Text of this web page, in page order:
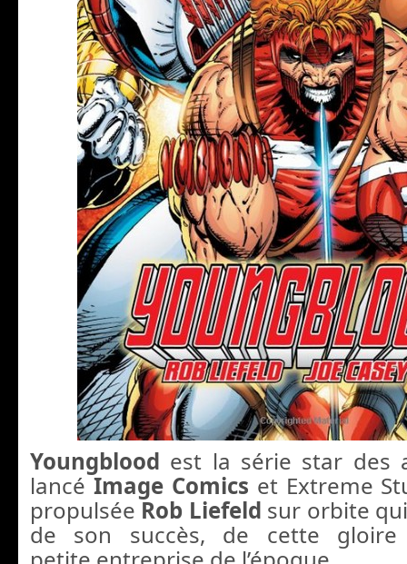
Youngblood est la série star des
lancé Image Comics et Extreme
propulsée Rob Liefeld sur orbite
de son succès, de cette